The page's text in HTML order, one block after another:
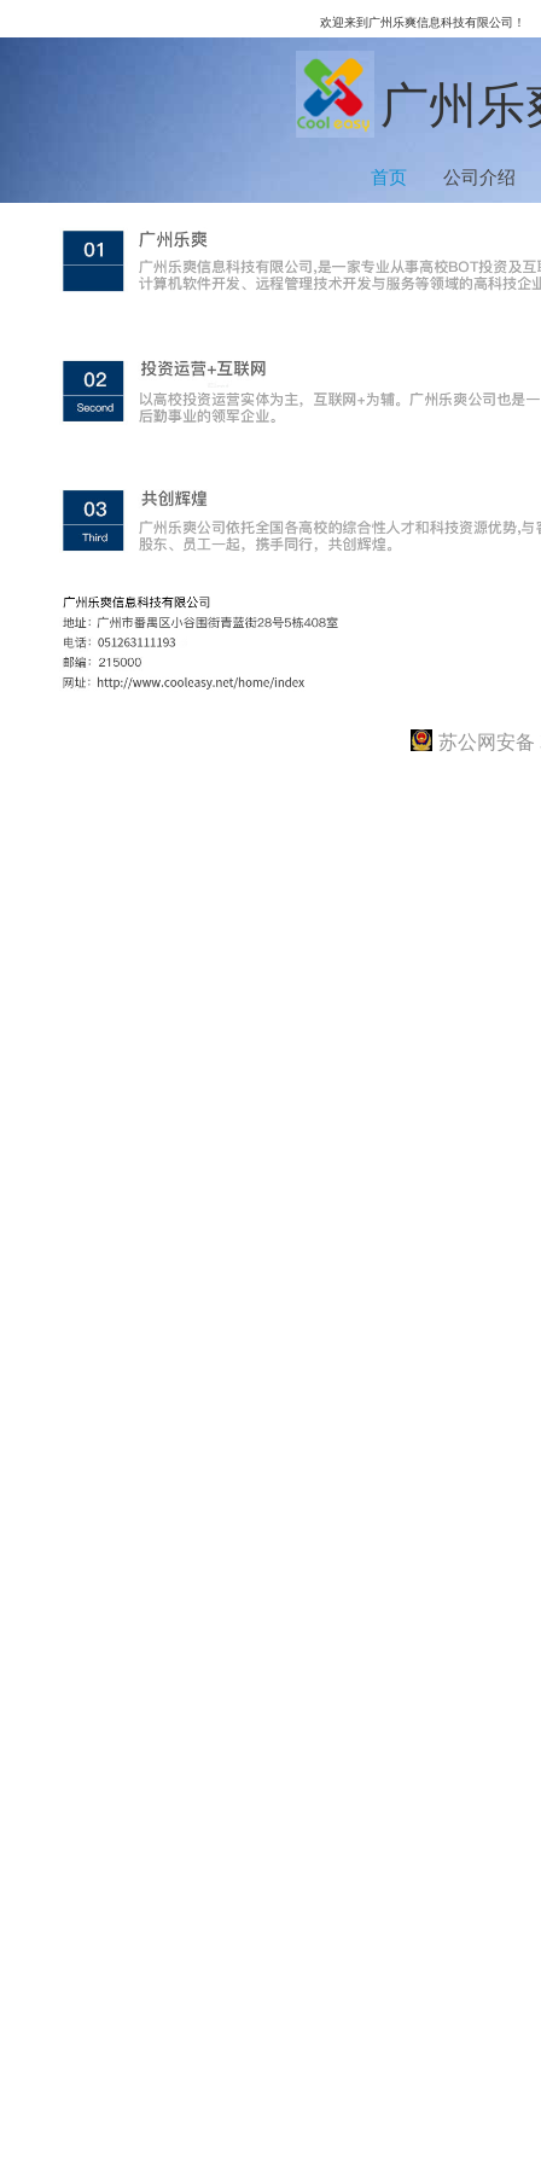
欢迎来到广州乐爽信息科技有限公司！
广州
首页 公司介绍
苏公网安